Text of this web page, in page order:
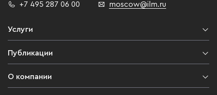
+7 495 287 06 00 moscow@ilm.ru
Услуги
Публикации
О компании